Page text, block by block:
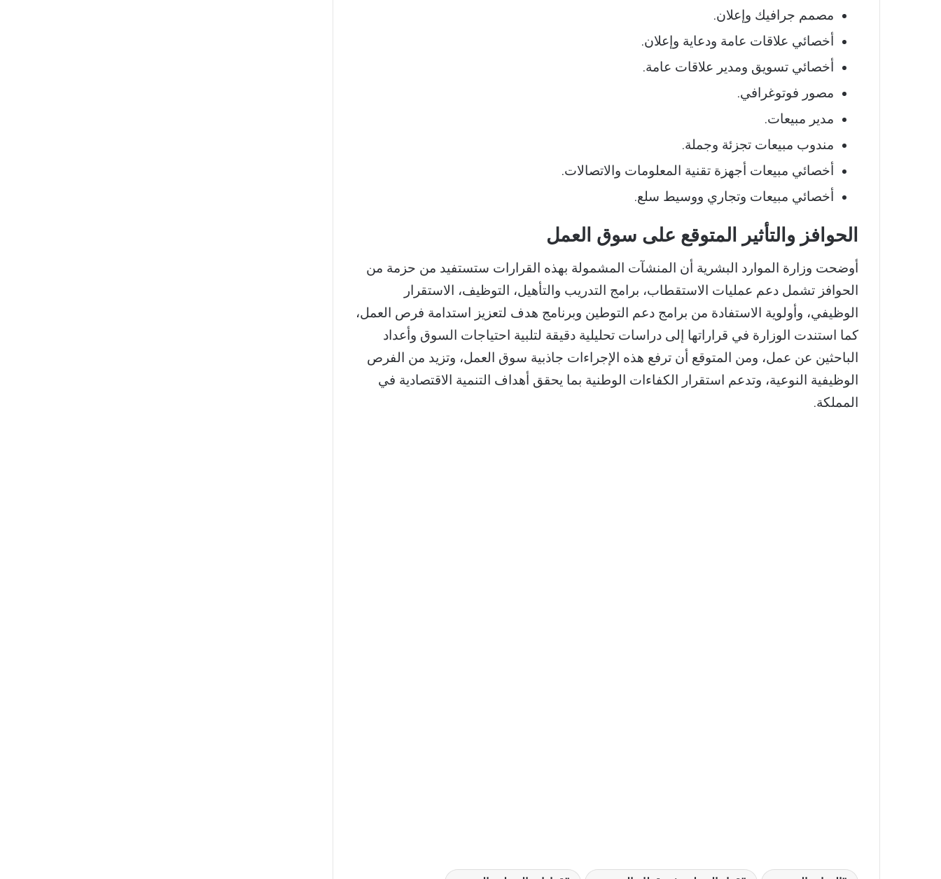
مصمم جرافيك وإعلان.
أخصائي علاقات عامة ودعاية وإعلان.
أخصائي تسويق ومدير علاقات عامة.
مصور فوتوغرافي.
مدير مبيعات.
مندوب مبيعات تجزئة وجملة.
أخصائي مبيعات أجهزة تقنية المعلومات والاتصالات.
أخصائي مبيعات وتجاري ووسيط سلع.
الحوافز والتأثير المتوقع على سوق العمل
أوضحت وزارة الموارد البشرية أن المنشآت المشمولة بهذه القرارات ستستفيد من حزمة من
الحوافز تشمل دعم عمليات الاستقطاب، برامج التدريب والتأهيل، التوظيف، الاستقرار
الوظيفي، وأولوية الاستفادة من برامج دعم التوطين وبرنامج هدف لتعزيز استدامة فرص العمل،
كما استندت الوزارة في قراراتها إلى دراسات تحليلية دقيقة لتلبية احتياجات السوق وأعداد
الباحثين عن عمل، ومن المتوقع أن ترفع هذه الإجراءات جاذبية سوق العمل، وتزيد من الفرص
الوظيفية النوعية، وتدعم استقرار الكفاءات الوطنية بما يحقق أهداف التنمية الاقتصادية في
المملكة.